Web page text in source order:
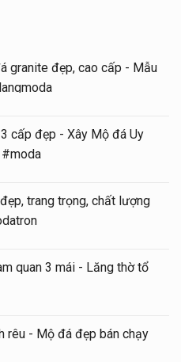
granite đẹp, cao cấp - Mẫu
cấp đẹp - Xây Mộ đá Uy
trang trọng, chất lượng
quan 3 mái - Lăng thờ tổ
rêu - Mộ đá đẹp bán chạy